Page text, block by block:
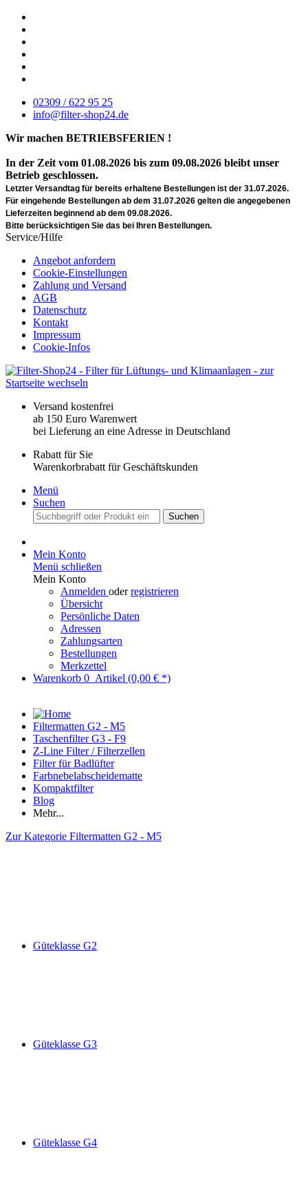
02309 / 622 95 25
info@filter-shop24.de
Wir machen BETRIEBSFERIEN !
In der Zeit vom 01.08.2026 bis zum 09.08.2026 bleibt unser
Betrieb geschlossen.
Letzter Versandtag für bereits erhaltene Bestellungen ist der 31.07.2026.
Für eingehende Bestellungen ab dem 31.07.2026 gelten die angegebenen
Lieferzeiten beginnend ab dem 09.08.2026.
Bitte berücksichtigen Sie das bei Ihren Bestellungen.
Service/Hilfe
Angebot anfordern
Cookie-Einstellungen
Zahlung und Versand
AGB
Datenschutz
Kontakt
Impressum
Cookie-Infos
Versand kostenfrei
ab 150 Euro Warenwert
bei Lieferung an eine Adresse in Deutschland
Rabatt für Sie
Warenkorbrabatt für Geschäftskunden
Menü
Suchen
Suchen
Mein Konto
Menü schließen
Mein Konto
Anmelden oderregistrieren
Übersicht
Persönliche Daten
Adressen
Zahlungsarten
Bestellungen
Merkzettel
Warenkorb 0 Artikel (0,00 € *)
Filtermatten G2 - M5
Taschenfilter G3 - F9
Z-Line Filter / Filterzellen
Filter für Badlüfter
Farbnebelabscheidematte
Kompaktfilter
Blog
Mehr...
Zur Kategorie Filtermatten G2 - M5
Güteklasse G2
Güteklasse G3
Güteklasse G4